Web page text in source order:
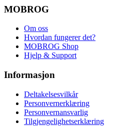
MOBROG
Om oss
Hvordan fungerer det?
MOBROG Shop
Hjelp & Support
Informasjon
Deltakelsesvilkår
Personvernerklæring
Personvernansvarlig
Tilgjengelighetserklæring